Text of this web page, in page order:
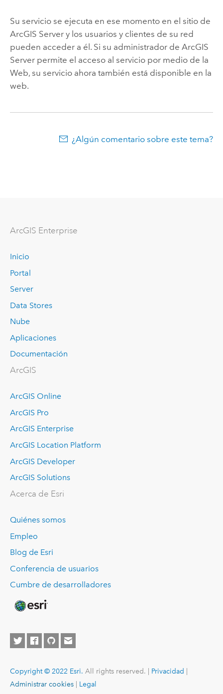
Su servicio se ejecuta en ese momento en el sitio de
ArcGIS Servery los usuarios y clientes de su red
pueden acceder a él. Si su administrador de ArcGIS
Serverpermite el acceso al servicio por medio de la
Web, su servicio ahora también está disponible en la
web.
¿Algún comentario sobre este tema?
ArcGIS Enterprise
Inicio
Portal
Server
Data Stores
Nube
Aplicaciones
Documentación
ArcGIS
ArcGIS Online
ArcGIS Pro
ArcGIS Enterprise
ArcGIS Location Platform
ArcGIS Developer
ArcGIS Solutions
Acerca de Esri
Quiénes somos
Empleo
Blog de Esri
Conferencia de usuarios
Cumbre de desarrolladores
Copyright © 2022 Esri. All rights reserved. | Privacidad
Administrar cookies
Legal